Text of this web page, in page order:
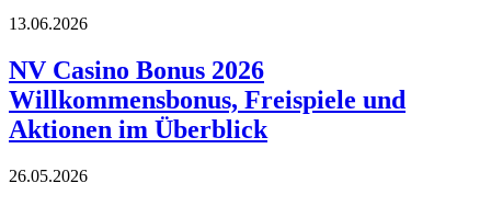
13.06.2026
NV Casino Bonus 2026
Willkommensbonus, Freispiele und
Aktionen im Überblick
26.05.2026